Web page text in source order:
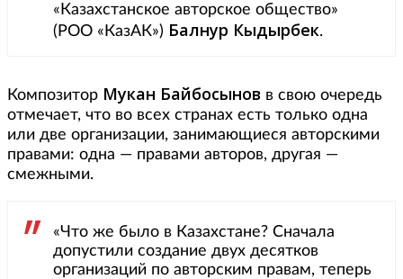
«Казахстанское авторское общество»
(РОО «КазАК») Балнур Кыдырбек.
Композитор Мукан Байбосынов в свою очередь
отмечает, что во всех странах есть только одна
или две организации, занимающиеся авторскими
правами: одна — правами авторов, другая —
смежными.
«Что же было в Казахстане? Сначала
допустили создание двух десятков
организаций по авторским правам, теперь